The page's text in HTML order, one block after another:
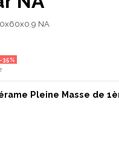
NA
-35%
Pleine Masse de